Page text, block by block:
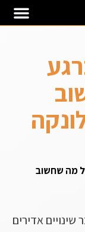
מה שחשוב
אדירים